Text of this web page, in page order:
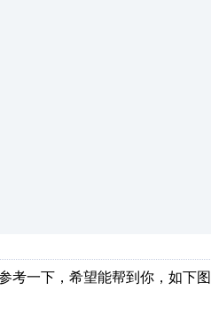
考一下，希望能帮到你，如下